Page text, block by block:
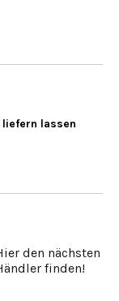
liefern lassen
den nächsten
finden!